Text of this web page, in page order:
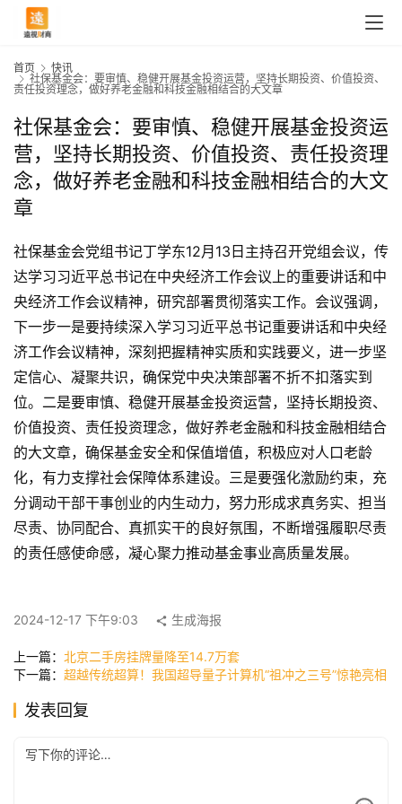
首
页
快
讯
司
尚
首页
快讯
社保基金会：要审慎、稳健开展基金投资运营，坚持长期投资、价值投资、
责任投资理念，做好养老金融和科技金融相结合的大文章
社保基金会：要审慎、稳健开展基金投资运
营，坚持长期投资、价值投资、责任投资理
念，做好养老金融和科技金融相结合的大文
章
社保基金会党组书记丁学东12月13日主持召开党组会议，传
达学习习近平总书记在中央经济工作会议上的重要讲话和中
央经济工作会议精神，研究部署贯彻落实工作。会议强调，
下一步一是要持续深入学习习近平总书记重要讲话和中央经
济工作会议精神，深刻把握精神实质和实践要义，进一步坚
定信心、凝聚共识，确保党中央决策部署不折不扣落实到
位。二是要审慎、稳健开展基金投资运营，坚持长期投资、
价值投资、责任投资理念，做好养老金融和科技金融相结合
的大文章，确保基金安全和保值增值，积极应对人口老龄
化，有力支撑社会保障体系建设。三是要强化激励约束，充
分调动干部干事创业的内生动力，努力形成求真务实、担当
尽责、协同配合、真抓实干的良好氛围，不断增强履职尽责
的责任感使命感，凝心聚力推动基金事业高质量发展。
2024-12-17 下午9:03 生成海报
上一篇： 北京二手房挂牌量降至14.7万套
下一篇： 超越传统超算！我国超导量子计算机“祖冲之三号”惊艳亮相
发表回复